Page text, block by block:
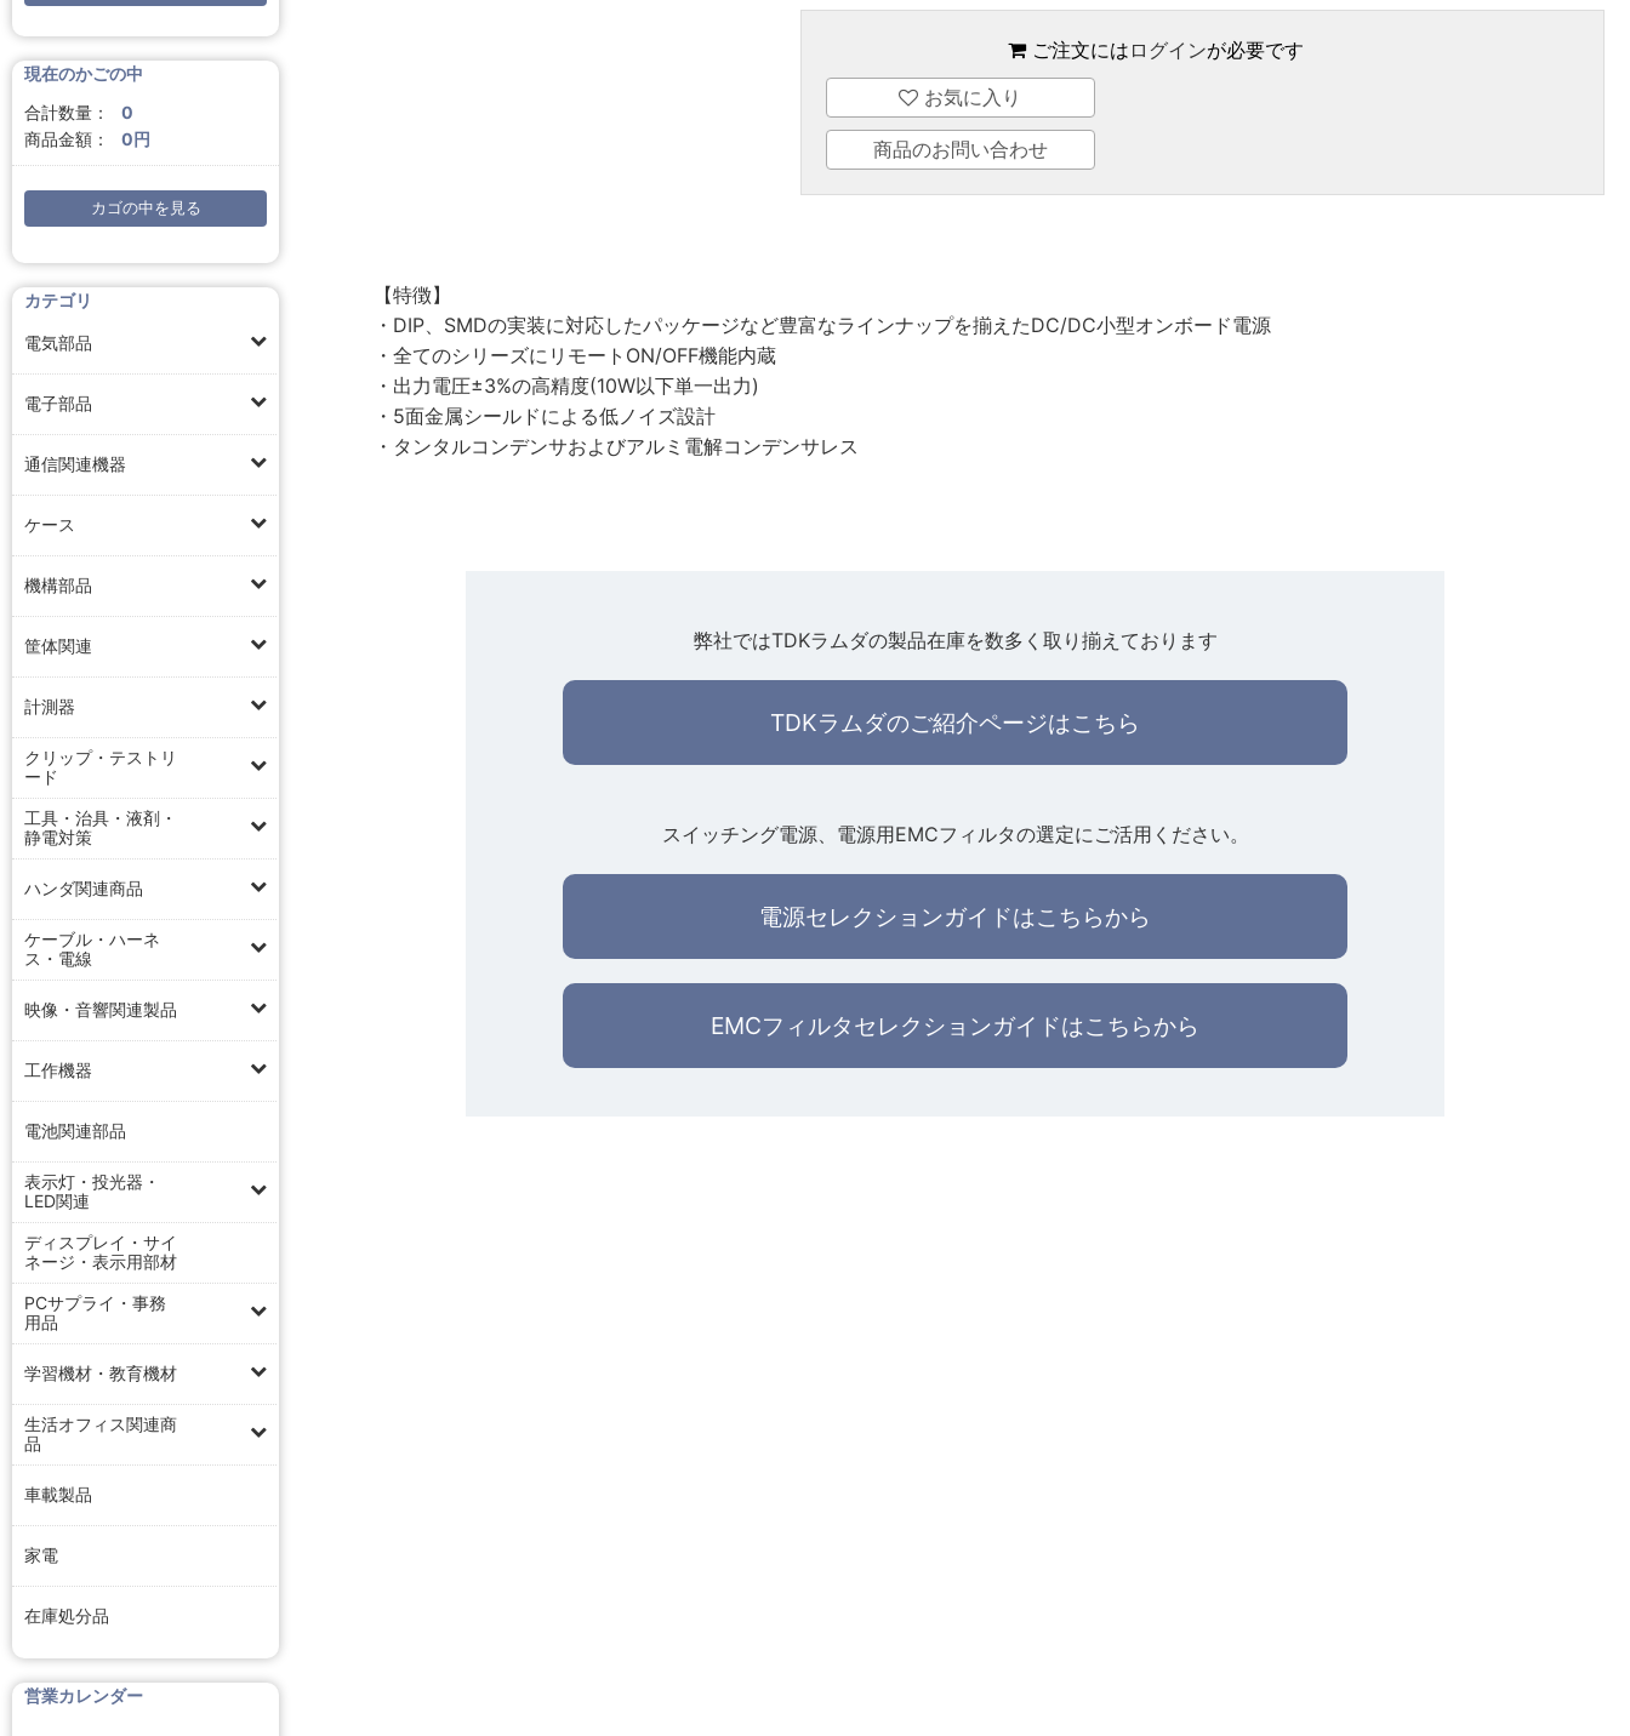
現在のかごの中
合計数量：
0
商品金額：
0円
カゴの中を見る
カテゴリ
電気部品
電子部品
通信関連機器
ケース
機構部品
筐体関連
計測器
クリップ・テストリ
ード
工具・治具・液剤・
静電対策
ハンダ関連商品
ケーブル・ハーネ
ス・電線
映像・音響関連製品
工作機器
電池関連部品
表示灯・投光器・
LED関連
ディスプレイ・サイ
ネージ・表示用部材
PCサプライ・事務
用品
学習機材・教育機材
生活オフィス関連商
品
車載製品
家電
在庫処分品
営業カレンダー
ご注文には ログインが必要です
お気に入り
商品のお問い合わせ
【特徴】
・DIP、SMDの実装に対応したパッケージなど豊富なラインナップを揃えたDC/DC小型オンボード電源
・全てのシリーズにリモートON/OFF機能内蔵
・出力電圧±3%の高精度(10W以下単一出力)
・5面金属シールドによる低ノイズ設計
・タンタルコンデンサおよびアルミ電解コンデンサレス
弊社ではTDKラムダの製品在庫を数多く取り揃えております
TDKラムダのご紹介ページはこちら
スイッチング電源、電源用EMCフィルタの選定にご活用ください。
電源セレクションガイドはこちらから
EMCフィルタセレクションガイドはこちらから